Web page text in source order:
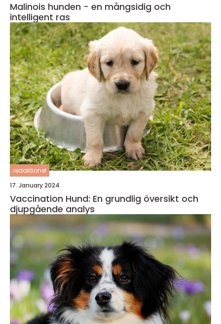
Malinois hunden - en mångsidig och
intelligent ras
redaktionel
17. January 2024
Vaccination Hund: En grundlig översikt och
djupgående analys